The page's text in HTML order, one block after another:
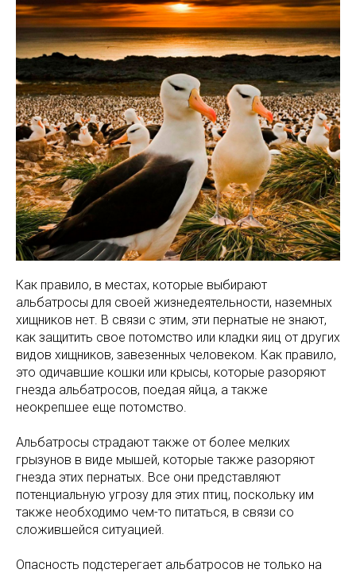
Как правило, в местах, которые выбирают
альбатросы для своей жизнедеятельности, наземных
хищников нет. В связи с этим, эти пернатые не знают,
как защитить свое потомство или кладки яиц от других
видов хищников, завезенных человеком. Как правило,
это одичавшие кошки или крысы, которые разоряют
гнезда альбатросов, поедая яйца, а также
неокрепшее еще потомство.
Альбатросы страдают также от более мелких
грызунов в виде мышей, которые также разоряют
гнезда этих пернатых. Все они представляют
потенциальную угрозу для этих птиц, поскольку им
также необходимо чем-то питаться, в связи со
сложившейся ситуацией.
Опасность подстерегает альбатросов не только на